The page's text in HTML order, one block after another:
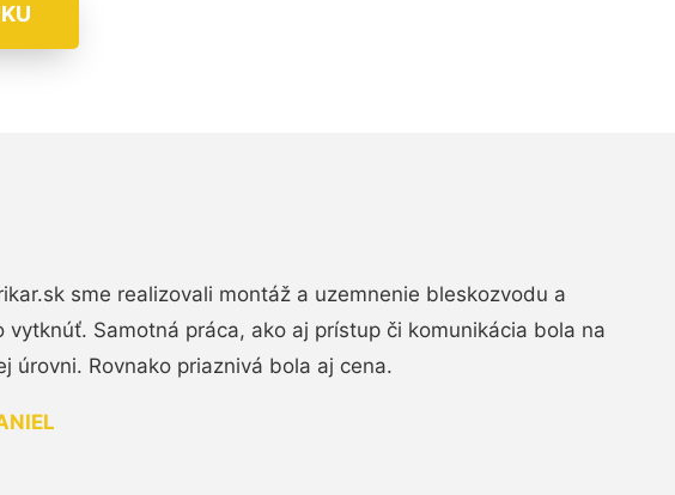
sme realizovali montáž a uzemnenie bleskozvodu a
vytknúť. Samotná práca, ako aj prístup či komunikácia bola na
úrovni. Rovnako priaznivá bola aj cena.